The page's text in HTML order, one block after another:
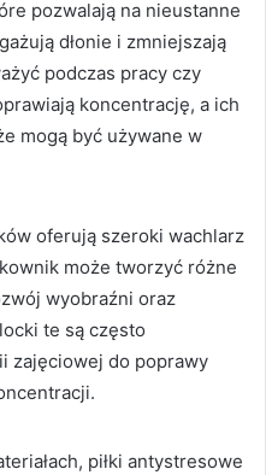
pozwalają na nieustanne
dłonie i zmniejszają
podczas pracy czy
koncentrację, a ich
mogą być używane w
oferują szeroki wachlarz
może tworzyć różne
wyobraźni oraz
te są często
zajęciowej do poprawy
piłki antystresowe